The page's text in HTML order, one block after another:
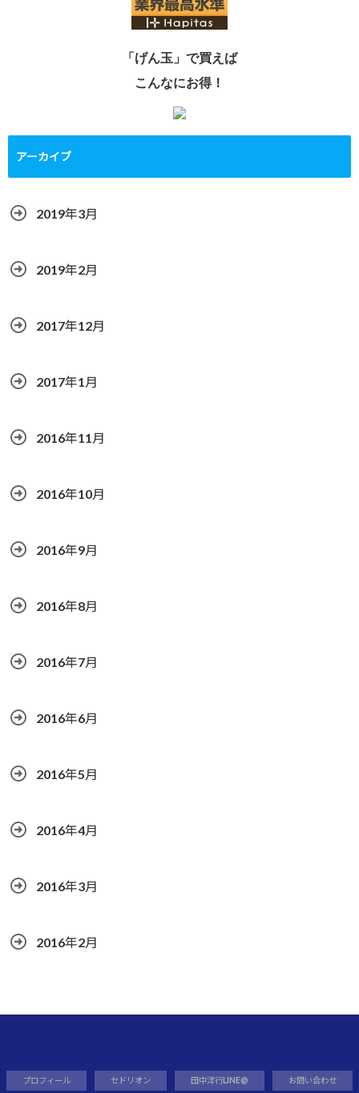
「げん玉」で買えば
こんなにお得！
アーカイブ
2019年3月
2019年2月
2017年12月
2017年1月
2016年11月
2016年10月
2016年9月
2016年8月
2016年7月
2016年6月
2016年5月
2016年4月
2016年3月
2016年2月
プロフィール セドリオン 田中洋行LINE@ お問い合わせ